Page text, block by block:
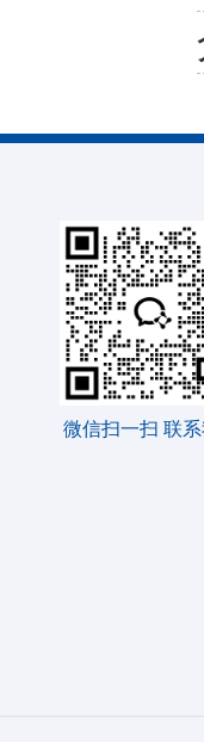
微信扫一扫 联